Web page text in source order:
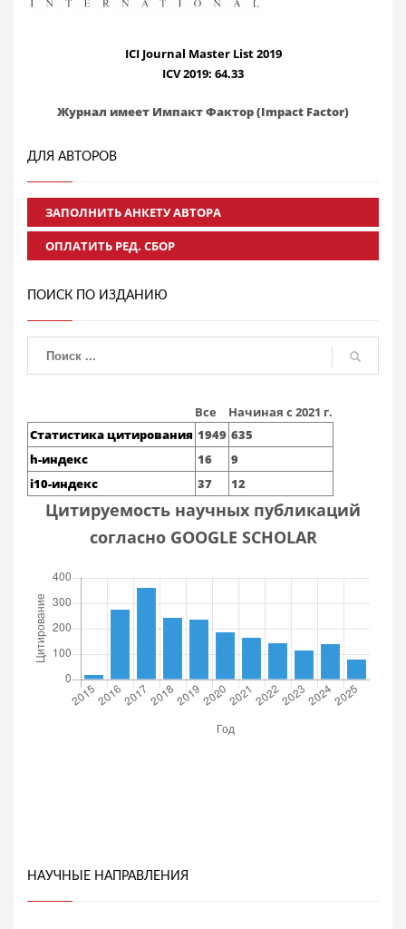
ICI Journal Master List 2019
ICV 2019: 64.33
Журнал имеет Импакт Фактор (Impact Factor)
ДЛЯ АВТОРОВ
ЗАПОЛНИТЬ АНКЕТУ АВТОРА
ОПЛАТИТЬ РЕД. СБОР
ПОИСК ПО ИЗДАНИЮ
Все
Начиная с 2021 г.
Статистика цитирования 1949 635
h-индекс
16
9
i10-индекс
37 12
Цитируемость научных публикаций
согласно GOOGLE SCHOLAR
НАУЧНЫЕ НАПРАВЛЕНИЯ